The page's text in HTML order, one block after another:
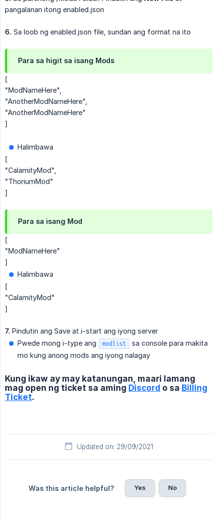
pangalanan itong enabled.json
6. Sa loob ng enabled.json file, sundan ang format na ito
Para sa higit sa isang Mods
[
"ModNameHere",
"AnotherModNameHere",
"AnotherModNameHere"
]
Halimbawa
[
"CalamityMod",
"ThoriumMod"
]
Para sa isang Mod
[
"ModNameHere"
]
Halimbawa
[
"CalamityMod"
]
7. Pindutin ang Save at i-start ang iyong server
Pwede mong i-type ang
modlist
sa console para makita
mo kung anong mods ang iyong nalagay
Kung ikaw ay may katanungan, maari lamang
mag open ng ticket sa aming Discord o sa Billing
Ticket.
Updated on: 29/09/2021
Was this article helpful? Yes No